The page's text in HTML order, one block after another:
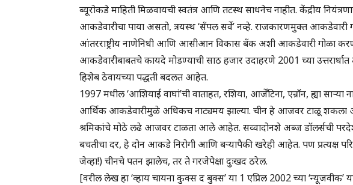
ब्यूरोकडे माहिती मिळवायची स्वतंत्र आणि तटस्थ साधनेच नाहीत. केंद्रीय
आकडेवारीचा पाया असतो, त्रयस्थ ‘सँपल सर्वे’ नव्हे. राजकारणमुक्त
आंतरराष्ट्रीय नाणेनिधी आणि आसीआन विकास बँक अशी आकडेवारी गोळा
आकडेवारीबाबतचे कायदे मोडण्याची साठ हजार उदाहरणे 2001 च्या
हिशेब ठेवायच्या पद्धती बदलत आहेत.
1997 मधील ‘आशियाई वाघां’ची वाताहत, रशिया, आर्जेंटिना, एन्रॉन, ह्या
आर्थिक आकडेवारीमुळे अधिकच नाट्यमय झाल्या. चीन हे आजवर टाळू शकला
श्रमिकांचे मोठे लढे आजवर टाळता आले आहेत. सव्वादोनशे अब्ज डॉलर्सची
बचतीचा दर, हे दोन आकडे निरोगी आणि बऱ्यापैकी खरेही आहेत. पण प्रत्यक्ष
जेव्हा!) चीनचे पतन झालेच, तर ते गरजेपेक्षा दुःखद ठरेल.
[वरील लेख हा ‘व्हाय चायना कुक्स द बुक्स’ या 1 एप्रिल 2002 च्या ‘न्यूजवीक’